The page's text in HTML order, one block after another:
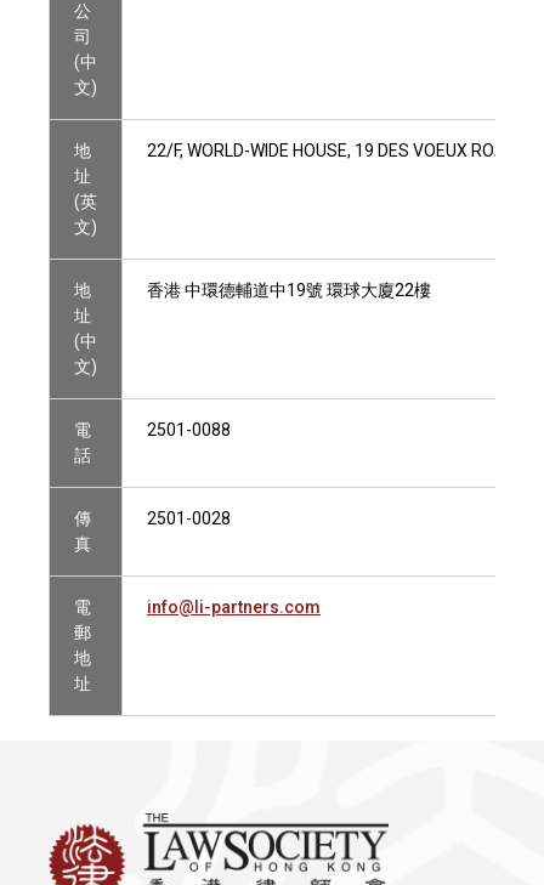
公
司
(中
文)
地
址
(英
文)
22/F, WORLD-WIDE HOUSE, 19 DES VOEUX ROAD
地
址
(中
文)
香港 中環德輔道中19號 環球大廈22樓
電
話
2501-0088
傳
真
2501-0028
電
郵
地
址
info@li-partners.com